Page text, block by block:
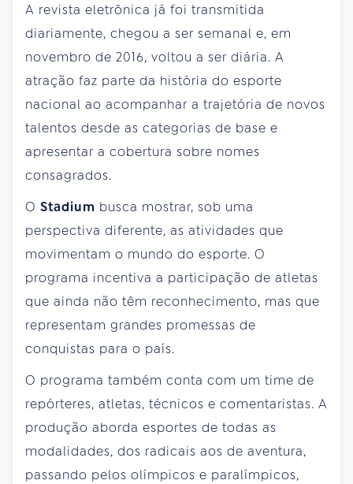
A revista eletrônica já foi transmitida
diariamente, chegou a ser semanal e, em
novembro de 2016, voltou a ser diária. A
atração faz parte da história do esporte
nacional ao acompanhar a trajetória de novos
talentos desde as categorias de base e
apresentar a cobertura sobre nomes
consagrados.
O Stadium busca mostrar, sob uma
perspectiva diferente, as atividades que
movimentam o mundo do esporte. O
programa incentiva a participação de atletas
que ainda não têm reconhecimento, mas que
representam grandes promessas de
conquistas para o país.
O programa também conta com um time de
repórteres, atletas, técnicos e comentaristas. A
produção aborda esportes de todas as
modalidades, dos radicais aos de aventura,
passando pelos olímpicos e paralímpicos,